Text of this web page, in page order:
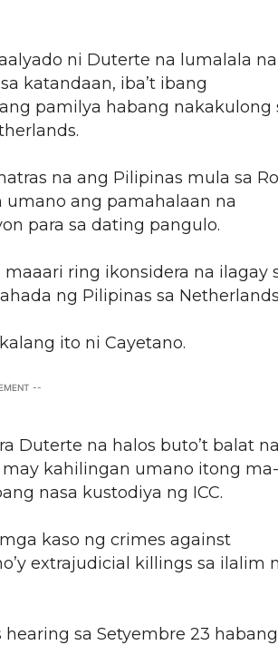
ni Duterte na lumalala na
katandaan, iba’t ibang
pamilya habang nakakulong
na ang Pilipinas mula sa
ang pamahalaan na
para sa dating pangulo.
ring ikonsidera na ilagay
ng Pilipinas sa
ito ni Cayetano.
--
Duterte na halos buto’t balat na
kahilingan umano itong ma-
nasa kustodiya ng ICC.
kaso ng crimes against
extrajudicial killings sa ilalim
sa Setyembre 23 habang